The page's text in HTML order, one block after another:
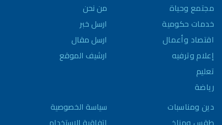
مجتمع وحياة
خدمات حكومية
اقتصاد وأعمال
إعلام وترفيه
تعليم
رياضة
دين ومناسبات
من نحن
ارسل خبر
ارسل مقال
ارشيف الموقع
سياسة الخصوصية